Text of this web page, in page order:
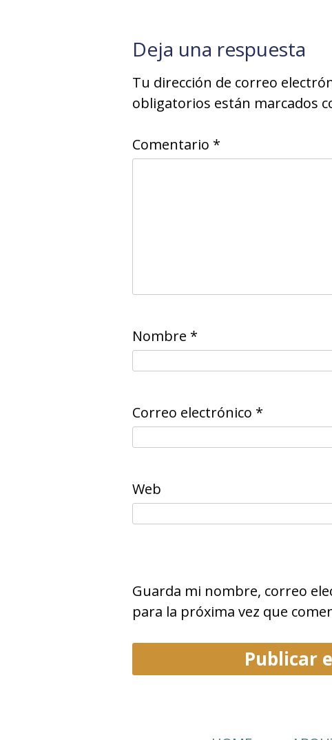
Deja una respuesta
Tu dirección de correo
obligatorios están marcados
Comentario *
Nombre *
Correo electrónico *
Web
Guarda mi nombre, correo
para la próxima vez que